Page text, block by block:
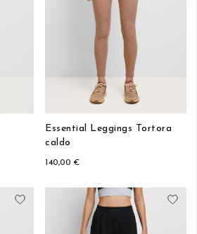
Essential Leggings Tortora
caldo
140,00 €
Aggiungi alla lista desideri